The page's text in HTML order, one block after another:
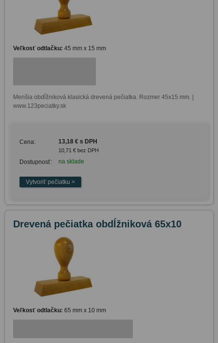
Veľkosť odtlačku: 45 mm x 15 mm
Menšia obdĺžniková klasická drevená pečiatka. Rozmer 45x15 mm. |
www.123peciatky.sk
Cena: 13,18 € s DPH
10,71 € bez DPH
Dostupnosť: na sklade
Drevená pečiatka obdĺžniková 65x10
Veľkosť odtlačku: 65 mm x 10 mm